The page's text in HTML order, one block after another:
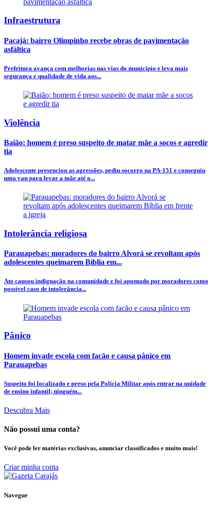
Infraestrutura
Pacajá: bairro Olimpinho recebe obras de pavimentação
asfáltica
Prefeitura avança com melhorias nas vias do município e leva mais
segurança e qualidade de vida aos...
Violência
Baião: homem é preso suspeito de matar mãe a socos e agredir
tia
Adolescente presenciou as agressões, pediu socorro na PA-151 e conseguiu
uma van para levar a mãe até o...
Intolerância religiosa
Parauapebas: moradores do bairro Alvorá se revoltam após
adolescentes queimarem Bíblia em...
Ato causou indignação na comunidade e foi apontado por moradores como
possível caso de intolerância...
Pânico
Homem invade escola com facão e causa pânico em
Parauapebas
Suspeito foi localizado e preso pela Polícia Militar após entrar na unidade
de ensino infantil; ninguém...
Descubra Mais
Não possui uma conta?
Você pode ler matérias exclusivas, anunciar classificados e muito mais!
Criar minha conta
Navegue